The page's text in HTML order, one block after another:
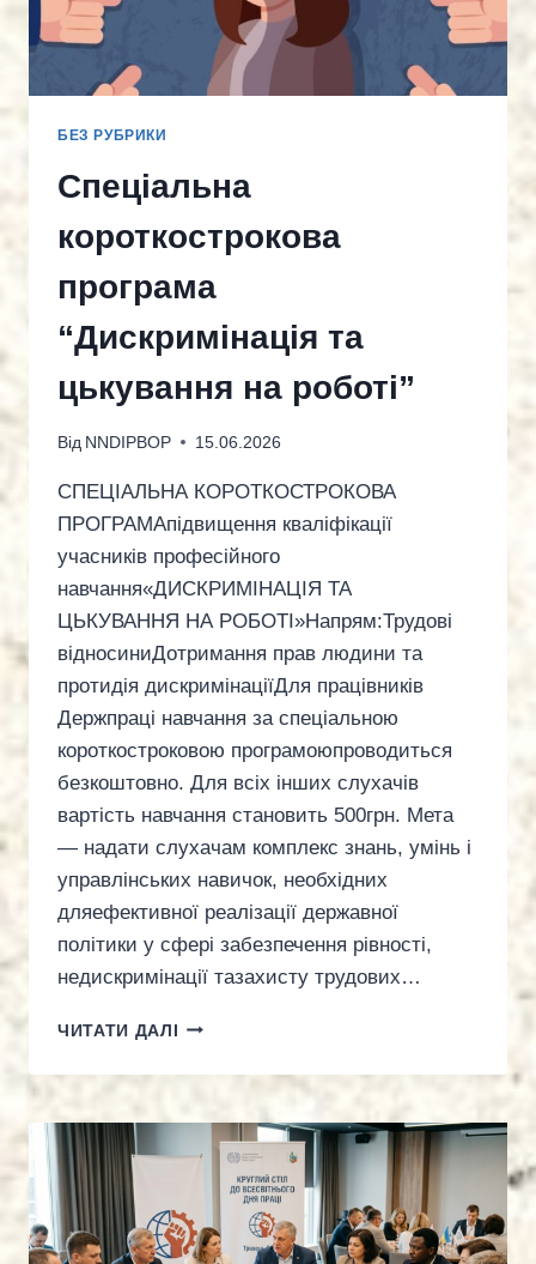
БЕЗ РУБРИКИ
Спеціальна
короткострокова
програма
“Дискримінація та
цькування на роботі”
Від NNDIPBOP 15.06.2026
СПЕЦІАЛЬНА КОРОТКОСТРОКОВА
ПРОГРАМАпідвищення кваліфікації
учасників професійного
навчання«ДИСКРИМІНАЦІЯ ТА
ЦЬКУВАННЯ НА РОБОТІ»Напрям:Трудові
відносиниДотримання прав людини та
протидія дискримінаціїДля працівників
Держпраці навчання за спеціальною
короткостроковою програмоюпроводиться
безкоштовно. Для всіх інших слухачів
вартість навчання становить 500грн. Мета
— надати слухачам комплекс знань, умінь і
управлінських навичок, необхідних
дляефективної реалізації державної
політики у сфері забезпечення рівності,
недискримінації тазахисту трудових…
ЧИТАТИ ДАЛІ СПЕЦІАЛЬНА
ПРОГРАМА
“ДИСКРИМІНАЦІЯ
ТА
ЦЬКУВАННЯ
РОБОТІ”